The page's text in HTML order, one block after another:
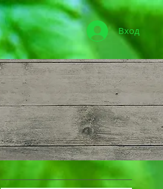
Вход
Избранные посты